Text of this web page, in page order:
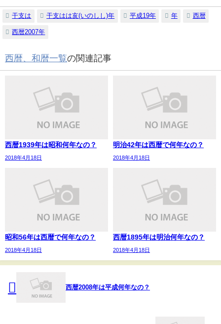
干支は 干支はは亥(いのしし)年 平成19年 年 西暦
西暦2007年
西暦、和暦一覧の関連記事
西暦1939年は昭和何年なの？
2018年4月18日
明治42年は西暦で何年なの？
2018年4月18日
昭和56年は西暦で何年なの？
2018年4月18日
西暦1895年は明治何年なの？
2018年4月18日
西暦2008年は平成何年なの？